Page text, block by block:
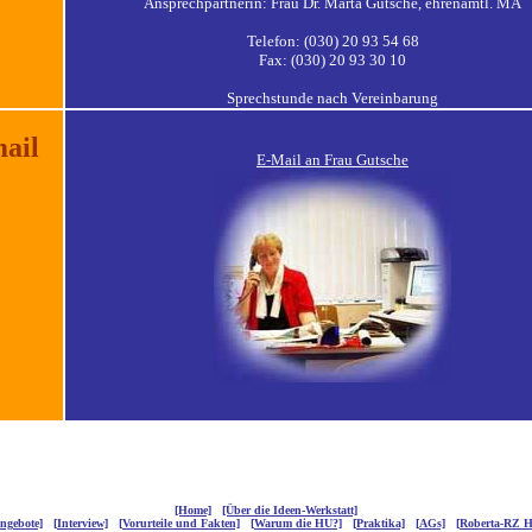
Telefon: (030) 20 93 54 68
Fax: (030) 20 93 30 10
Sprechstunde nach Vereinbarung
E-Mail an Frau Gutsche
[Home]
[Über die Ideen-Werkstatt]
- [Interview]- [Vorurteile und Fakten]- [Warum die HU?]- [Praktika]- [AGs]- [Roberta-RZ